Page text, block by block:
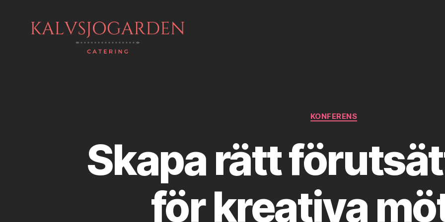
Kategorier
KONFERENS
Skapa rätt
för kreativa